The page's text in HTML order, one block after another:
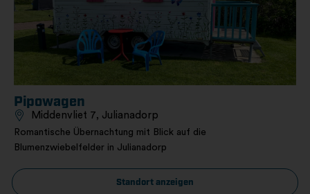
Pipowagen
Middenvliet 7, Julianadorp
Romantische Übernachtung mit Blick auf die
Blumenzwiebelfelder in Julianadorp
Standort anzeigen